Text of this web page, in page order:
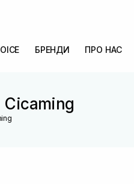
БРЕНДИ ПРО НАС
Cicaming